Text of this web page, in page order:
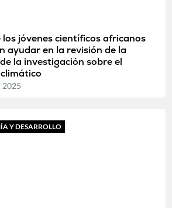
los jóvenes científicos africanos
ayudar en la revisión de la
la investigación sobre el
2025
Y DESARROLLO